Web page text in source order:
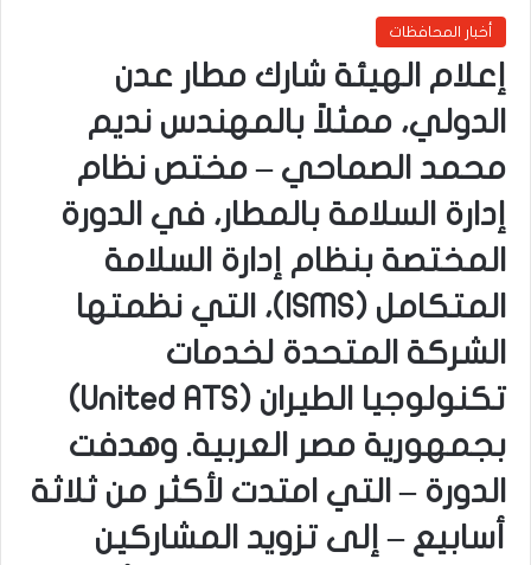
أخبار المحافظات
إعلام الهيئة شارك مطار عدن
الدولي، ممثلاً بالمهندس نديم
محمد الصماحي – مختص نظام
إدارة السلامة بالمطار، في الدورة
المختصة بنظام إدارة السلامة
المتكامل (ISMS)، التي نظمتها
الشركة المتحدة لخدمات
تكنولوجيا الطيران (United ATS)
بجمهورية مصر العربية. وهدفت
الدورة – التي امتدت لأكثر من ثلاثة
أسابيع – إلى تزويد المشاركين